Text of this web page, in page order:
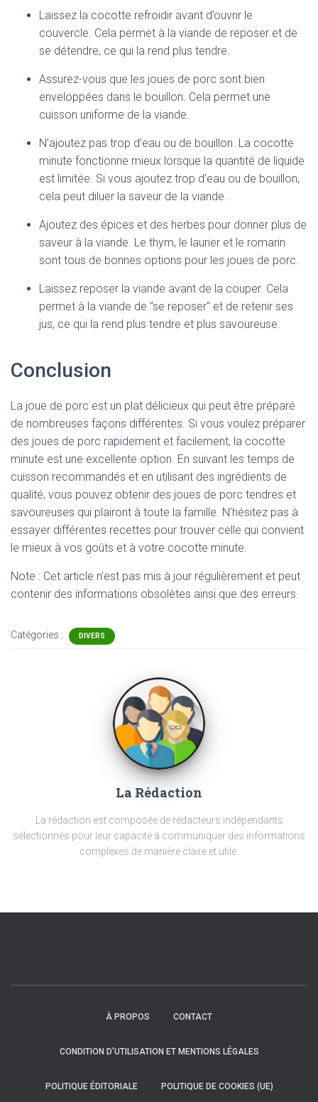
Laissez la cocotte refroidir avant d’ouvrir le
couvercle. Cela permet à la viande de reposer et de
se détendre, ce qui la rend plus tendre.
Assurez-vous que les joues de porc sont bien
enveloppées dans le bouillon. Cela permet une
cuisson uniforme de la viande.
N’ajoutez pas trop d’eau ou de bouillon. La cocotte
minute fonctionne mieux lorsque la quantité de liquide
est limitée. Si vous ajoutez trop d’eau ou de bouillon,
cela peut diluer la saveur de la viande.
Ajoutez des épices et des herbes pour donner plus de
saveur à la viande. Le thym, le laurier et le romarin
sont tous de bonnes options pour les joues de porc.
Laissez reposer la viande avant de la couper. Cela
permet à la viande de "se reposer" et de retenir ses
jus, ce qui la rend plus tendre et plus savoureuse.
Conclusion
La joue de porc est un plat délicieux qui peut être préparé
de nombreuses façons différentes. Si vous voulez préparer
des joues de porc rapidement et facilement, la cocotte
minute est une excellente option. En suivant les temps de
cuisson recommandés et en utilisant des ingrédients de
qualité, vous pouvez obtenir des joues de porc tendres et
savoureuses qui plairont à toute la famille. N’hésitez pas à
essayer différentes recettes pour trouver celle qui convient
le mieux à vos goûts et à votre cocotte minute.
Note : Cet article n'est pas mis à jour régulièrement et peut
contenir des informations obsolètes ainsi que des erreurs.
Catégories : DIVERS
La Rédaction
La rédaction est composée de rédacteurs indépendants
sélectionnés pour leur capacité à communiquer des informations
complexes de manière claire et utile.
À PROPOS CONTACT
CONDITION D’UTILISATION ET MENTIONS LÉGALES
POLITIQUE ÉDITORIALE POLITIQUE DE COOKIES (UE)